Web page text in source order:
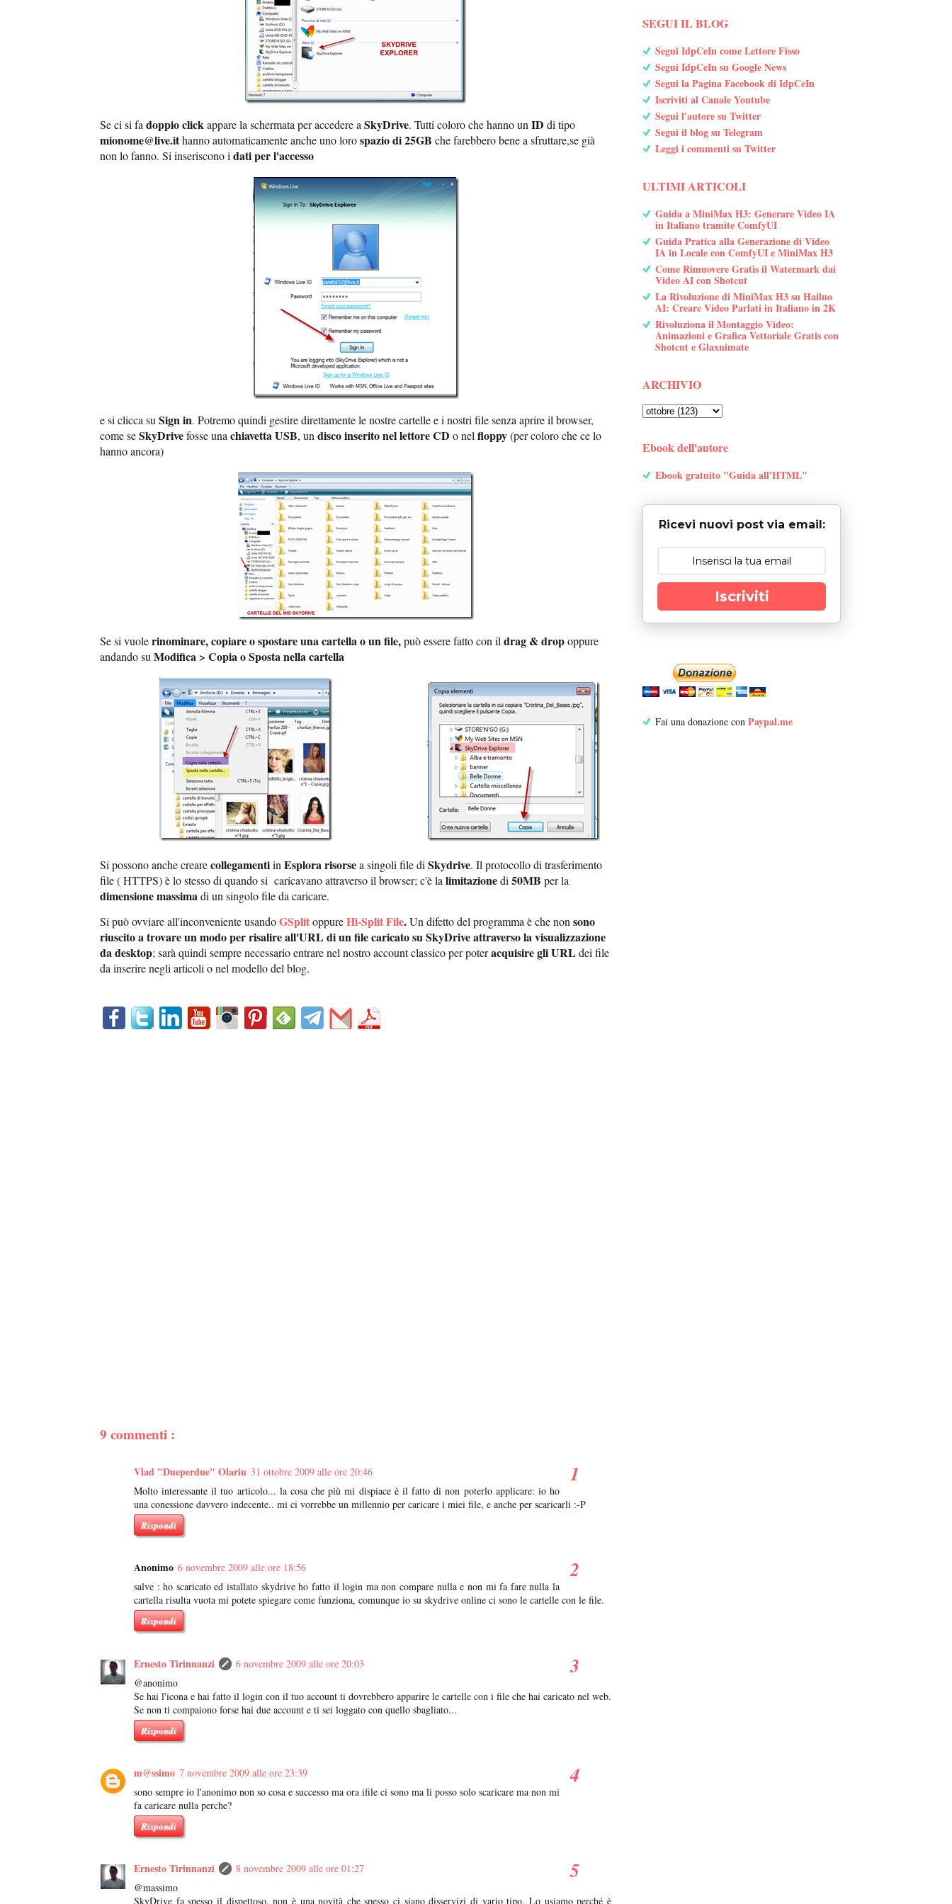
Se ci si fa doppio clickappare la schermata per accedere a SkyDrive. Tutti coloro che hanno un ID di tipo
mionome@live.ithanno automaticamente anche uno lorospazio di 25GB che farebbero bene a sfruttare,se già
non lo fanno. Si inseriscono i dati per l'accesso
e si clicca su Sign in. Potremo quindi gestire direttamente le nostre cartelle e i nostri file senza aprire il browser,
come seSkyDrivefosse una chiavetta USB, un disco inserito nel lettore CD o nel floppy(per coloro che ce lo
hanno ancora)
Se si vuolerinominare, copiare o spostare una cartella o un file,può essere fatto con il drag & dropoppure
andando su Modifica > Copia o Sposta nella cartella
Si possono anche crearecollegamentiin Esplora risorsea singoli file di Skydrive. Il protocollo di trasferimento
file ( HTTPS) è lo stesso di quando si caricavano attraverso il browser; c'è la limitazionedi 50MB per la
dimensione massimadi un singolo file da caricare.
Si può ovviare all'inconveniente usandoGSplitoppureHi-Split File.Un difetto del programma è che non sono
riuscito a trovare un modo per risalire all'URL di un file caricato su SkyDrive attraverso la visualizzazione
da desktop; sarà quindi sempre necessario entrare nel nostro account classico per poteracquisire gli URL dei file
da inserire negli articoli o nel modello del blog.
9 commenti :
Vlad "Dueperdue" Olariu 31 ottobre 2009 alle ore 20:46
Molto interessante il tuo articolo... la cosa che più mi dispiace è il fatto di non poterlo applicare: io ho
una conessione davvero indecente.. mi ci vorrebbe un millennio per caricare i miei file, e anche per scaricarli :-P
Rispondi
Anonimo 6 novembre 2009 alle ore 18:56
salve : ho scaricato ed istallato skydrive ho fatto il login ma non compare nulla e non mi fa fare nulla la
cartella risulta vuota mi potete spiegare come funziona, comunque io su skydrive online ci sono le cartelle con le file.
Rispondi
Ernesto Tirinnanzi
6 novembre 2009 alle ore 20:03
@anonimo
Se hai l'icona e hai fatto il login con il tuo account ti dovrebbero apparire le cartelle con i file che hai caricato nel web.
Se non ti compaiono forse hai due account e ti sei loggato con quello sbagliato...
Rispondi
m@ssimo 7 novembre 2009 alle ore 23:39
sono sempre io l'anonimo non so cosa e successo ma ora ifile ci sono ma li posso solo scaricare ma non mi
fa caricare nulla perche?
Rispondi
Ernesto Tirinnanzi
8 novembre 2009 alle ore 01:27
@massimo
SkyDrive fa spesso il dispettoso, non è una novità che spesso ci siano disservizi di vario tipo. Lo usiamo perché è
SEGUI IL BLOG
Segui IdpCeIn come Lettore Fisso
Segui IdpCeIn su Google News
Segui la Pagina Facebook di IdpCeIn
Iscriviti al Canale Youtube
Segui l'autore su Twitter
Segui il blog su Telegram
Leggi i commenti su Twitter
ULTIMI ARTICOLI
Guida a MiniMax H3: Generare Video IA
in Italiano tramite ComfyUI
Guida Pratica alla Generazione di Video
IA in Locale con ComfyUI e MiniMax H3
Come Rimuovere Gratis il Watermark dai
Video AI con Shotcut
La Rivoluzione di MiniMax H3 su Hailuo
AI: Creare Video Parlati in Italiano in 2K
Rivoluziona il Montaggio Video:
Animazioni e Grafica Vettoriale Gratis con
Shotcut e Glaxnimate
ARCHIVIO
Ebook dell'autore
Ebook gratuito "Guida all'HTML"
Ricevi nuovi post via email:
Iscriviti
Fai una donazione con Paypal.me